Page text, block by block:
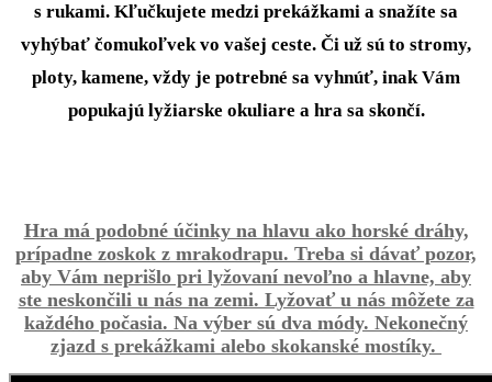
s rukami. Kľučkujete medzi prekážkami a snažíte sa
vyhýbať čomukoľvek vo vašej ceste. Či už sú to stromy,
ploty, kamene, vždy je potrebné sa vyhnúť, inak Vám
popukajú lyžiarske okuliare a hra sa skončí.
Hra má podobné účinky na hlavu ako horské dráhy,
prípadne zoskok z mrakodrapu. Treba si dávať pozor,
aby Vám neprišlo pri lyžovaní nevoľno a hlavne, aby
ste neskončili u nás na zemi. Lyžovať u nás môžete za
každého počasia. Na výber sú dva módy. Nekonečný
zjazd s prekážkami alebo skokanské mostíky.